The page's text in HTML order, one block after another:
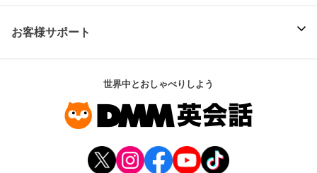
お客様サポート
世界中とおしゃべりしよう